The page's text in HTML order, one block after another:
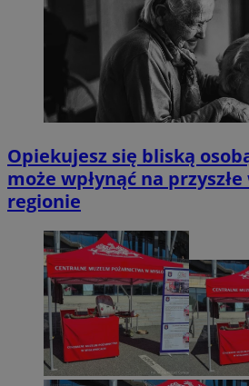
Opiekujesz się bliską
może wpłynąć na
regionie